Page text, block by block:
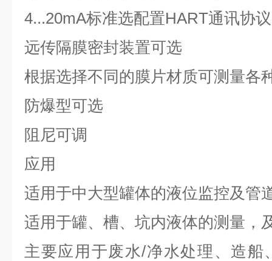
4...20mA标准选配置HART通讯协议
远传隔膜密封装置可选
根据选择不同的膜片材质可测量各
防爆型可选
阻尼可调
应用
适用于中大型罐体的液位监控及管
适用于罐、槽、坑内液体的测量，
主要应用于废水/净水处理、造船